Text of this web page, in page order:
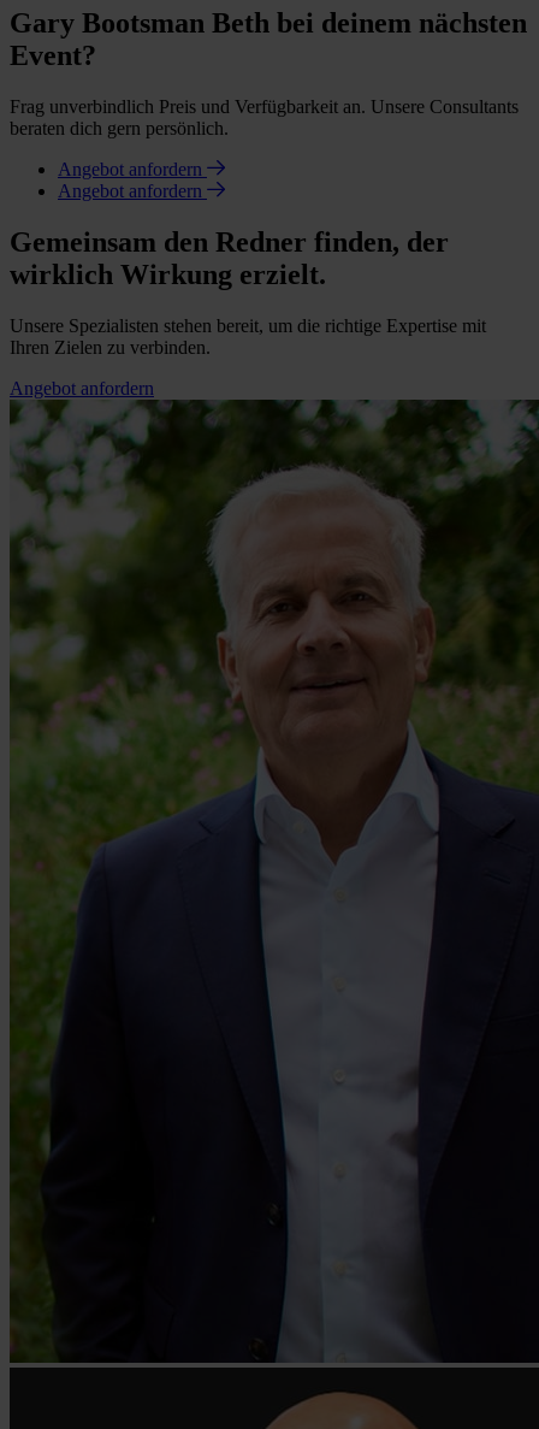
Gary Bootsman Beth bei deinem nächsten
Event?
Frag unverbindlich Preis und Verfügbarkeit an. Unsere Consultants
beraten dich gern persönlich.
Angebot anfordern
Angebot anfordern
Gemeinsam den Redner finden, der
wirklich Wirkung erzielt.
Unsere Spezialisten stehen bereit, um die richtige Expertise mit
Ihren Zielen zu verbinden.
Angebot anfordern